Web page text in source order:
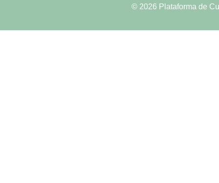
© 2026 Plataforma de